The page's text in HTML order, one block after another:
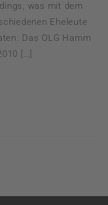
was mit dem
Eheleute
Das OLG Hamm
[…]